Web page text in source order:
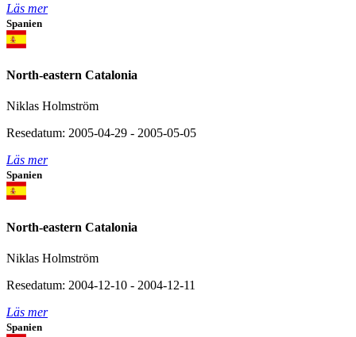
Läs mer
Spanien
North-eastern Catalonia
Niklas Holmström
Resedatum: 2005-04-29 - 2005-05-05
Läs mer
Spanien
North-eastern Catalonia
Niklas Holmström
Resedatum: 2004-12-10 - 2004-12-11
Läs mer
Spanien